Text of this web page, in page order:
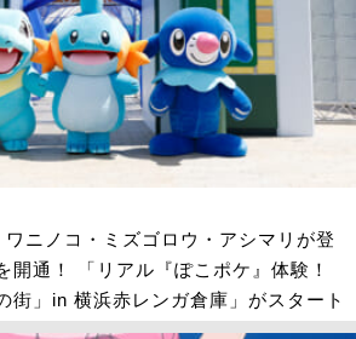
ワニノコ・ミズゴロウ・アシマリが登
開通！ 「リアル『ぽこポケ』体験！
街」in 横浜赤レンガ倉庫」がスタート